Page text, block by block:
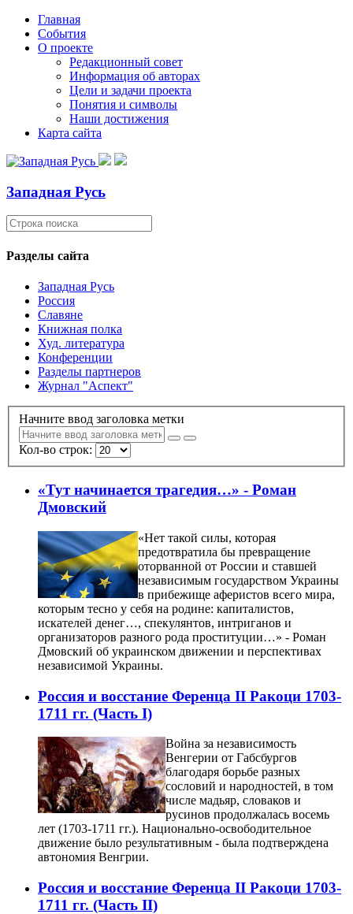
Главная
События
О проекте
Редакционный совет
Информация об авторах
Цели и задачи проекта
Понятия и символы
Наши достижения
Карта сайта
Западная Русь
Разделы сайта
Западная Русь
Россия
Славяне
Книжная полка
Худ. литература
Конференции
Разделы партнеров
Журнал "Аспект"
Начните ввод заголовка метки
Кол-во строк:
«Тут начинается трагедия…» - Роман
Дмовский
«Нет такой силы, которая
предотвратила бы превращение
оторванной от России и ставшей
независимым государством Украины
в прибежище аферистов всего мира,
которым тесно у себя на родине: капиталистов,
искателей денег…, спекулянтов, интриганов и
организаторов разного рода проституции…» - Роман
Дмовский об украинском движении и перспективах
независимой Украины.
Россия и восстание Ференца II Ракоци 1703-
1711 гг. (Часть I)
Война за независимость
Венгерии от Габсбургов
благодаря борьбе разных
сословий и народностей, в том
числе мадьяр, словаков и
русинов продолжалась восемь
лет (1703-1711 гг.). Национально-освободительное
движение было результативным - была подтверждена
автономия Венгрии.
Россия и восстание Ференца II Ракоци 1703-
1711 гг. (Часть II)